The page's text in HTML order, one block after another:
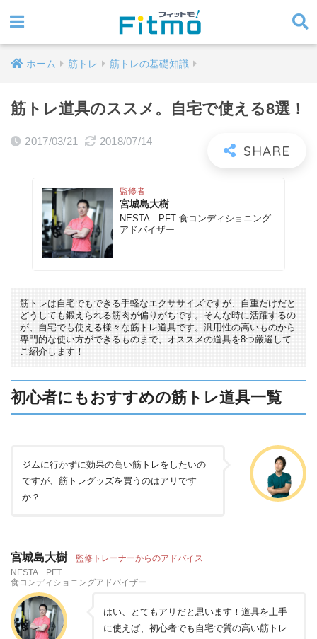
ホーム 筋トレ 筋トレの基礎知識
筋トレ道具のススメ。自宅で使える8選！
2017/03/21 2018/07/14
監修者
宮城島大樹
NESTA PFT 食コンディショニング
アドバイザー
筋トレは自宅でもできる手軽なエクササイズですが、自重だけだと
どうしても鍛えられる筋肉が偏りがちです。そんな時に活躍するの
が、自宅でも使える様々な筋トレ道具です。汎用性の高いものから
専門的な使い方ができるものまで、オススメの道具を8つ厳選して
ご紹介します！
初心者にもおすすめの筋トレ道具一覧
ジムに行かずに効果の高い筋トレをしたいの
ですが、筋トレグッズを買うのはアリです
か？
宮城島大樹 監修トレーナーからのアドバイス
NESTA PFT
食コンディショニングアドバイザー
はい、とてもアリだと思います！道具を上手
に使えば、初心者でも自宅で質の高い筋トレ